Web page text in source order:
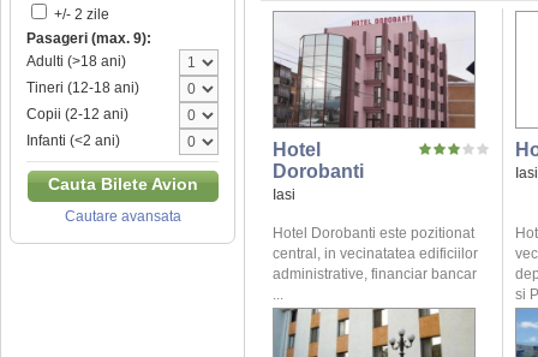
+/- 2 zile
Pasageri (max. 9):
Adulti (>18 ani)
Tineri (12-18 ani)
Copii (2-12 ani)
Infanti (<2 ani)
Cauta Bilete Avion
Cautare avansata
Hotel
Dorobanti
Iasi
Hotel Dorobanti este pozitionat
central, in vecinatatea edificiilor
administrative, financiar bancar
...
Iasi
si